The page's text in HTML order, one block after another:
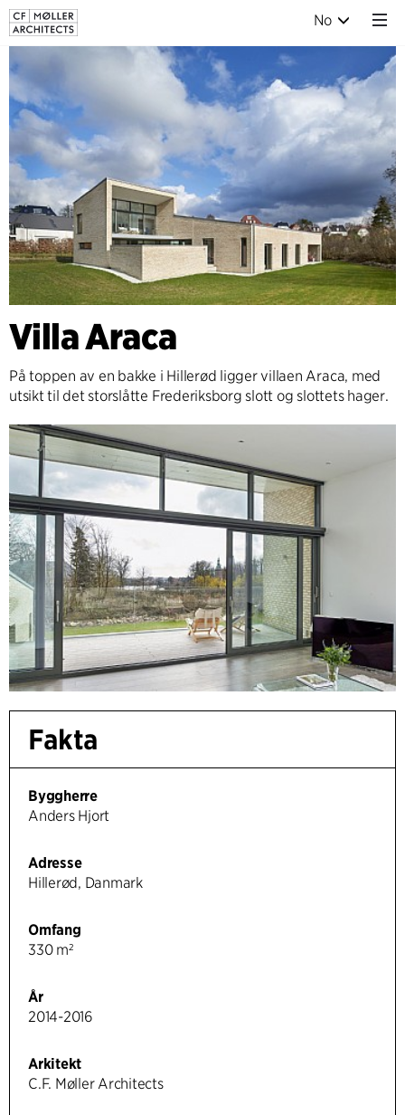
No
Villa Araca
På toppen av en bakke i Hillerød ligger villaen Araca, med
utsikt til det storslåtte Frederiksborg slott og slottets hager.
Fakta
Byggherre
Anders Hjort
Adresse
Hillerød, Danmark
Omfang
330 m²
År
2014-2016
Arkitekt
C.F. Møller Architects